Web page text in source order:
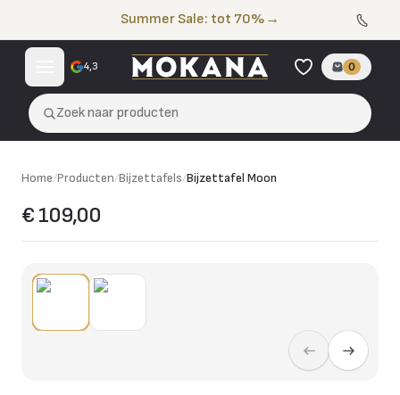
Summer Sale: tot 70% →
4,3 0
Zoek naar producten
Home/Producten/Bijzettafels/Bijzettafel Moon
€ 109,00